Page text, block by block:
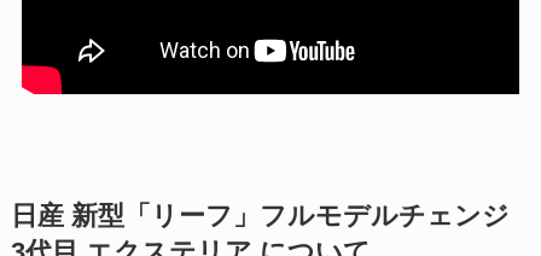
日産 新型「リーフ」フルモデルチェンジ